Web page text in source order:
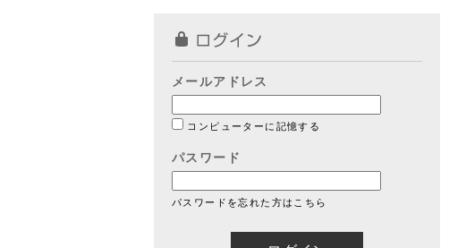
メールアドレス
コンピューターに記憶する
パスワード
パスワードを忘れた方はこちら